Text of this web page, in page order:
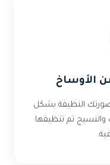
الأوساخ
النظيفة بشكل
والنسيج تم تنظيفها